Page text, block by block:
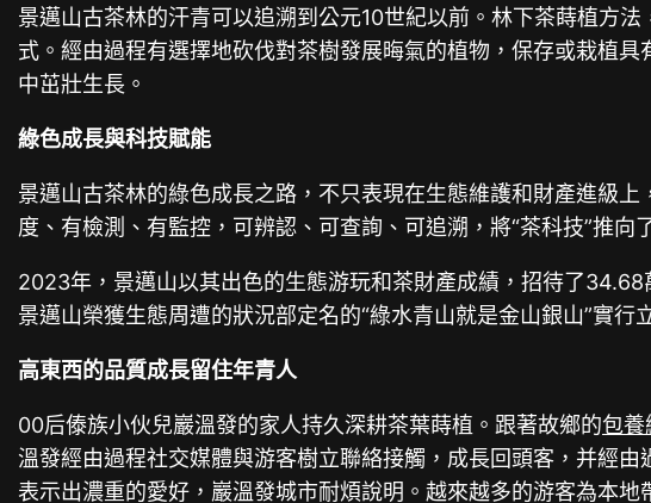
景邁山古茶林的汗青可以追溯到公元10世紀以前。林下茶蒔植方
式。經由過程有選擇地砍伐對茶樹發展晦氣的植物，保存或栽植
中茁壯生長。
綠色成長與科技賦能
景邁山古茶林的綠色成長之路，不只表現在生態維護和財產進級
度、有檢測、有監控，可辨認、可查詢、可追溯，將“茶科技”推向
2023年，景邁山以其出色的生態游玩和茶財產成績，招待了
景邁山榮獲生態周遭的狀況部定名的“綠水青山就是金山銀山”實
高東西的品質成長留住年青人
00后傣族小伙兒巖溫發的家人持久深耕茶葉蒔植。跟著故鄉的包養
溫發經由過程社交媒體與游客樹立聯絡接觸，成長回頭客，并經
表示出濃重的愛好，巖溫發城市耐煩說明。越來越多的游客為本地